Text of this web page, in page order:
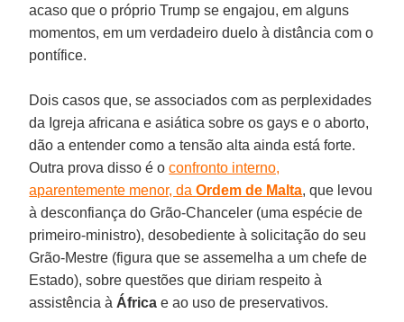
acaso que o próprio Trump se engajou, em alguns
momentos, em um verdadeiro duelo à distância com o
pontífice.
Dois casos que, se associados com as perplexidades
da Igreja africana e asiática sobre os gays e o aborto,
dão a entender como a tensão alta ainda está forte.
Outra prova disso é oconfronto interno,
aparentemente menor, daOrdem de Malta, que levou
à desconfiança do Grão-Chanceler (uma espécie de
primeiro-ministro), desobediente à solicitação do seu
Grão-Mestre (figura que se assemelha a um chefe de
Estado), sobre questões que diriam respeito à
assistência à África e ao uso de preservativos.